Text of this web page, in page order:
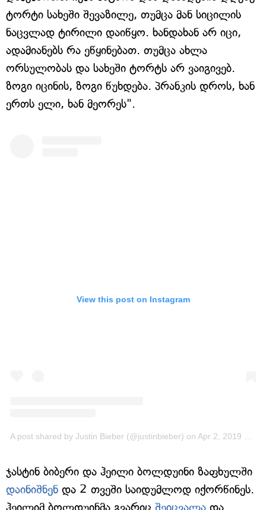
ტორტი სახეში შევაზილე, თუმცა მან სიცილის
ნაცვლად ტირილი დაიწყო. ხანდახან არ იცი,
ადამიანებს რა ეწყინებათ. თუმცა ახლა
ორსულობას და სახეში ტორტს არ ვაიგივებ.
ზოგი იცინის, ზოგი წუხდება. პრანკის დროს, ხან
ერთს ელი, ხან მეორეს".
View this post on Instagram
A post shared by Justin Bieber (@justinbieber) on Apr 2, 2019 at 10:03am PDT
ჯასტინ ბიბერი და ჰეილი ბოლდუინი ზაფხულში
დაინიშნენ და 2 თვეში საიდუმლოდ იქორწინეს.
ჰეილიმ ბოლდუინმა გვარიც შეიცვალა და